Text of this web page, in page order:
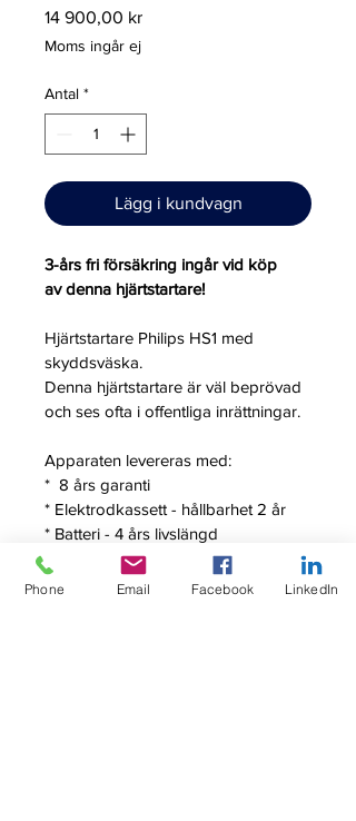
14 900,00 krPris
Moms ingår ej
Antal *
Lägg i kundvagn
3-års fri försäkring ingår vid köp
av denna hjärtstartare!
Hjärtstartare Philips HS1 med
skyddsväska.
Denna hjärtstartare är väl beprövad
och ses ofta i offentliga inrättningar.
Apparaten levereras med:
*  8 års garanti
* Elektrodkassett - hållbarhet 2 år
* Batteri - 4 års livslängd
* På köpet- skyddsväska (värde
1275kr)
Phone Email Facebook LinkedIn